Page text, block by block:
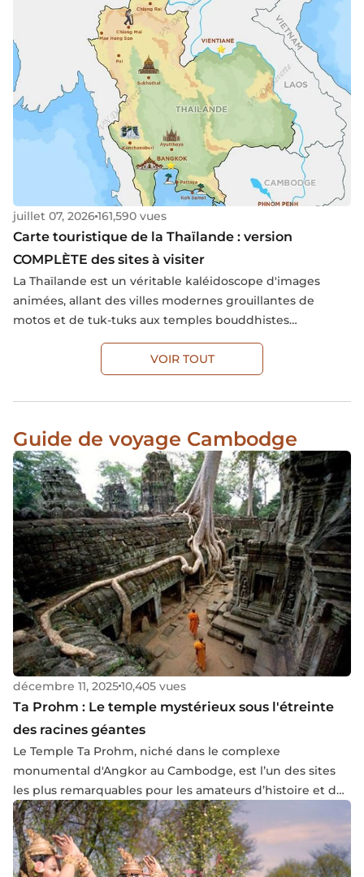
avec une préparation adéquate, garantissant ainsi une
expérience enrichissante empreinte de sérénité.
juillet 07, 2026161,590 vues
Carte touristique de la Thaïlande : version
COMPLÈTE des sites à visiter
La Thaïlande est un véritable kaléidoscope d'images
animées, allant des villes modernes grouillantes de
motos et de tuk-tuks aux temples bouddhistes
entretenus par des moines vêtus de robes orange. On y
trouve également des tribus montagnardes riches de
leur culture, des paysages luxuriants ponctués de villages
agricoles traditionnels, des ruines antiques et des côtes
étincelants.
VOIR TOUT
Guide de voyage Cambodge
décembre 11, 202510,405 vues
Ta Prohm : Le temple mystérieux sous l'étreinte
des racines géantes
Le Temple Ta Prohm, niché dans le complexe
monumental d'Angkor au Cambodge, est l’un des sites
les plus remarquables pour les amateurs d’histoire et de
nature. Contrairement à des temples comme Angkor
Wat, qui sont bien restaurés, Ta Prohm se distingue par
son état presque sauvage, où la jungle a envahi les
structures antiques, créant une symbiose unique entre la